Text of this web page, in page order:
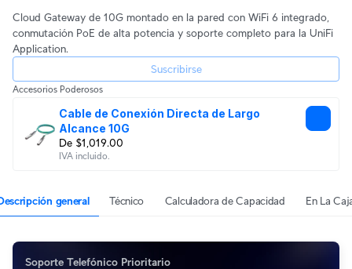
Cloud Gateway de 10G montado en la pared con WiFi 6 integrado,
conmutación PoE de alta potencia y soporte completo para la UniFi
Application.
Suscribirse
Accesorios Poderosos
Cable de Conexión Directa de Largo
Alcance 10G
De $1,019.00
IVA incluido.
general Técnico Calculadora de Capacidad En La
Soporte Telefónico Prioritario